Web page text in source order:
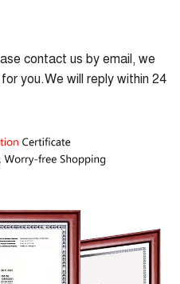
contact us by email, we
you.We will reply within 24